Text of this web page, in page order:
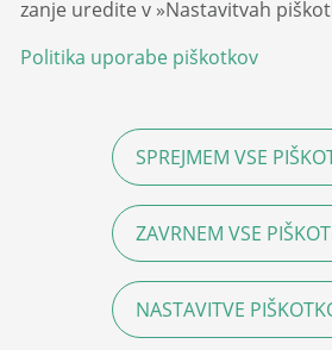
Z izpolnitvijo pristopne izjave
zavarovanja PN-MN-04/2014.
Podrobneje
zanje uredite v »Nastavitvah
Politika uporabe piškotkov
SPREJMEM VSE
ZAVRNEM VSE
NASTAVITVE